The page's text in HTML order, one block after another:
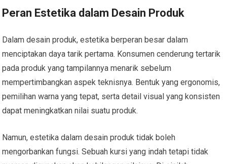
Peran Estetika dalam Desain Produk
Dalam desain produk, estetika berperan besar dalam
menciptakan daya tarik pertama. Konsumen cenderung tertarik
pada produk yang tampilannya menarik sebelum
mempertimbangkan aspek teknisnya. Bentuk yang ergonomis,
pemilihan warna yang tepat, serta detail visual yang konsisten
dapat meningkatkan nilai suatu produk.
Namun, estetika dalam desain produk tidak boleh
mengorbankan fungsi. Sebuah kursi yang indah tetapi tidak